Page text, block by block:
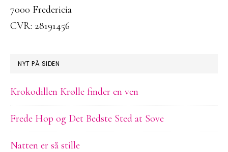
7000 Fredericia
CVR: 28191456
NYT PÅ SIDEN
Krokodillen Krølle finder en ven
Frede Hop og Det Bedste Sted at Sove
Natten er så stille